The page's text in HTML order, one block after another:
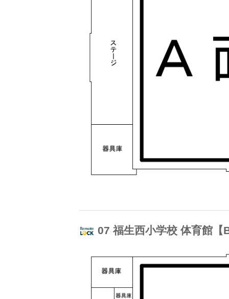
07 福生西小学校 体育館【